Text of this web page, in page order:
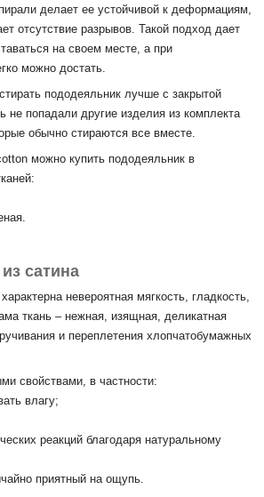
делает ее устойчивой к деформациям,
отсутствие разрывов. Такой подход дает
на своем месте, а при
можно достать.
пододеяльник лучше с закрытой
не попадали другие изделия из комплекта
обычно стираются все вместе.
можно купить пододеяльник в
сатина
невероятная мягкость, гладкость,
ткань – нежная, изящная, деликатная
и переплетения хлопчатобумажных
свойствами, в частности:
влагу;
реакций благодаря натуральному
приятный на ощупь.